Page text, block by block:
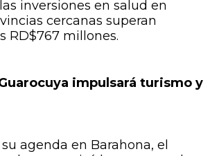
inversiones en salud en
cercanas superan
RD$767 millones.
impulsará turismo y
agenda en Barahona, el